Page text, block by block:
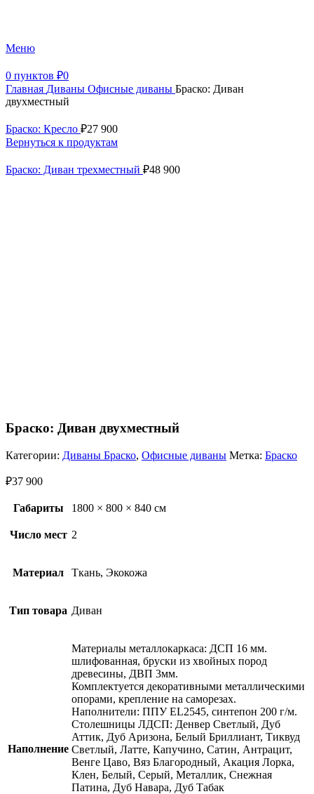
Меню
0 пунктов ₽0
Главная Диваны Офисные диваны Браско: Диван
двухместный
Браско: Кресло ₽27 900
Вернуться к продуктам
Браско: Диван трехместный ₽48 900
Браско: Диван двухместный
Категории: Диваны Браско, Офисные диваны Метка: Браско
₽37 900
Габариты 1800 × 800 × 840 см
Число мест 2
Материал Ткань, Экокожа
Тип товара Диван
Наполнение
Материалы металлокаркаса: ДСП 16 мм.
шлифованная, бруски из хвойных пород
древесины, ДВП 3мм.
Комплектуется декоративными металлическими
опорами, крепление на саморезах.
Наполнители: ППУ EL2545, синтепон 200 г/м.
Столешницы ЛДСП: Денвер Светлый, Дуб
Аттик, Дуб Аризона, Белый Бриллиант, Тиквуд
Светлый, Латте, Капучино, Сатин, Антрацит,
Венге Цаво, Вяз Благородный, Акация Лорка,
Клен, Белый, Серый, Металлик, Снежная
Патина, Дуб Навара, Дуб Табак